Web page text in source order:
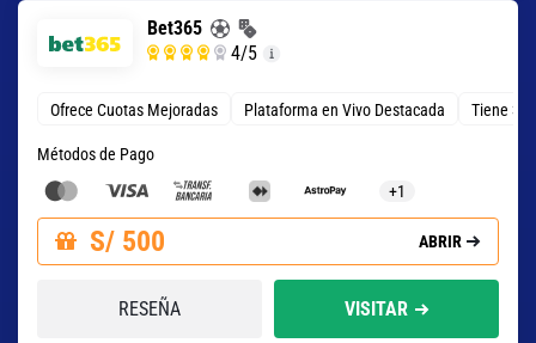
Bet365
4/5
Ofrece Cuotas Mejoradas Plataforma en Vivo Destacada Tiene 3
Métodos de Pago
+1
S/ 500 ABRIR
RESEÑA VISITAR